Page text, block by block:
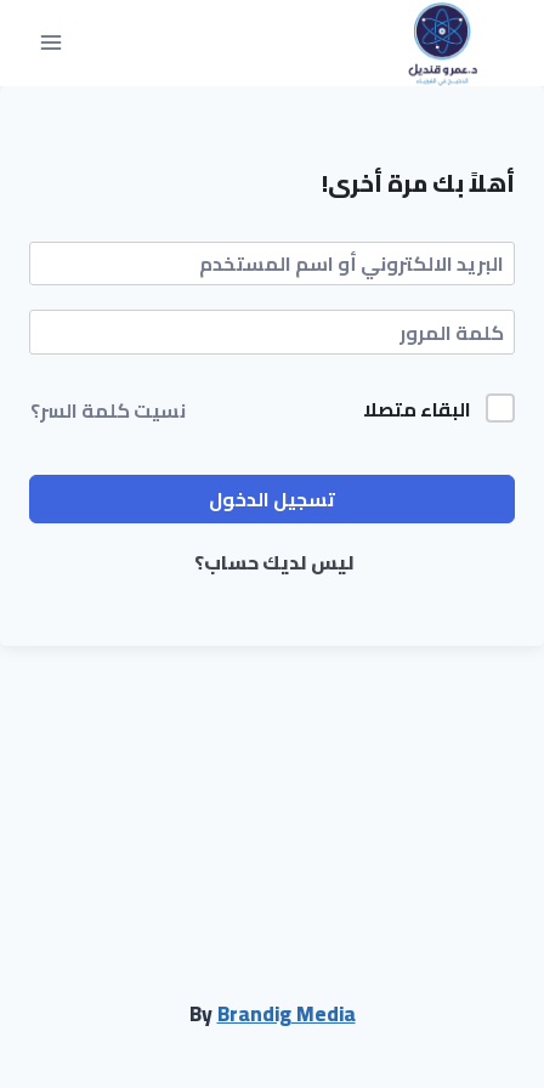
أهلاً بك مرة أخرى!
البقاء متصلا نسيت كلمة السر؟
تسجيل الدخول
ليس لديك حساب؟
ByBrandig Media